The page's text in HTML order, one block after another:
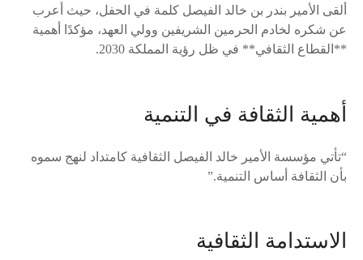
ألقى الأمير بندر بن خالد الفيصل كلمة في الحفل، حيث أعرب
عن شكره لخادم الحرمين الشريفين وولي العهد، مؤكدًا أهمية
**القطاع الثقافي** في ظل رؤية المملكة 2030.
أهمية الثقافة في التنمية
“تأتي مؤسسة الأمير خالد الفيصل الثقافية كامتداد لنهج سموه
بأن الثقافة أساس التنمية.”
الاستدامة الثقافية